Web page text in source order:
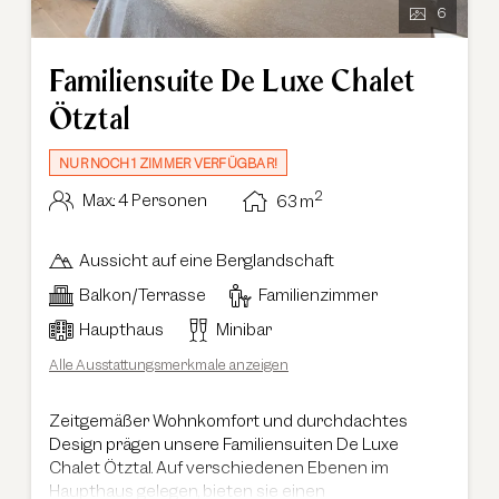
6
Familiensuite De Luxe Chalet
Ötztal
NUR NOCH 1 ZIMMER VERFÜGBAR!
Max.: 4 Personen 63 m2
Aussicht auf eine Berglandschaft
Balkon/Terrasse
Familienzimmer
Haupthaus
Minibar
Alle Ausstattungsmerkmale anzeigen
Zeitgemäßer Wohnkomfort und durchdachtes
Design prägen unsere Familiensuiten De Luxe
Chalet Ötztal. Auf verschiedenen Ebenen im
Haupthaus gelegen, bieten sie einen